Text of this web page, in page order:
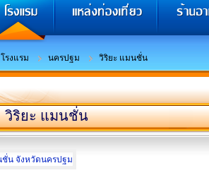
โรงแรม นครปฐม วิริยะ แมนชั่น
วิริยะ แมนชั่น